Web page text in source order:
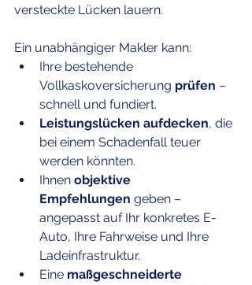
versteckte Lücken lauern.
Ein unabhängiger Makler kann:
Ihre bestehende
Vollkaskoversicherung prüfen –
schnell und fundiert.
Leistungslücken aufdecken, die
bei einem Schadenfall teuer
werden könnten.
Ihnen objektive
Empfehlungen geben –
angepasst auf Ihr konkretes E-
Auto, Ihre Fahrweise und Ihre
Ladeinfrastruktur.
Eine maßgeschneiderte